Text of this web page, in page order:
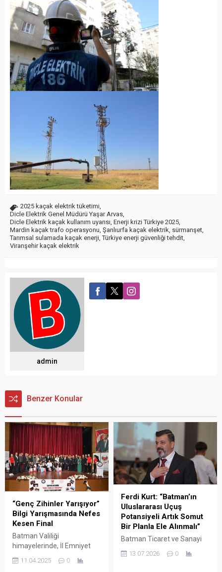
2025 kaçak elektrik tüketimi,
Dicle Elektrik Genel Müdürü Yaşar Arvas,
Dicle Elektrik kaçak kullanım uyarısı, Enerji krizi Türkiye 2025,
Mardin kaçak trafo operasyonu, Şanlıurfa kaçak elektrik, sürmanşet,
Tarımsal sulamada kaçak enerji,Türkiye enerji güvenliği tehdit,
Viranşehir kaçak elektrik
admin
Benzer Konular
“Genç Zihinler Yarışıyor”
Bilgi Yarışmasında Nefes
Kesen Final
Batman Valiliği
himayelerinde, İl Emniyet
Müdürlüğü iş birliğiyle bu yıl
11.04.2025 0
Ferdi Kurt: “Batman’ın
Uluslararası Uçuş
Potansiyeli Artık Somut
Bir Planla Ele Alınmalı”
Batman Ticaret ve Sanayi
Odası (BATSO) Başkan
Adayı Ferdi Kurt, Resmi
13.07.2026 0